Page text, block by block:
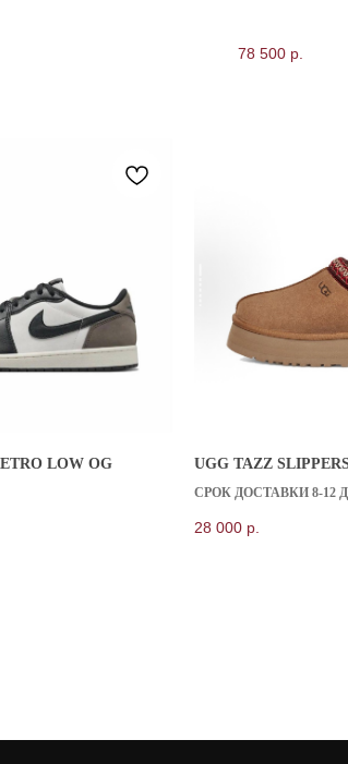
78 500 р.
LOW OG
UGG TAZZ
СРОК ДОСТАВКИ 8-12
28 000 р.
KICKSBAZAR@MAIL.RU
8 909 933 04 70